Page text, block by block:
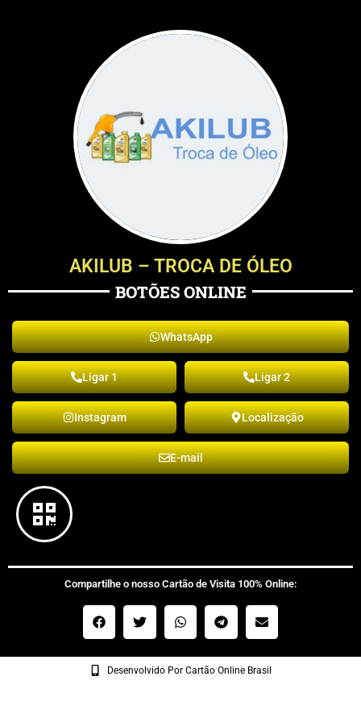
AKILUB – TROCA DE ÓLEO
BOTÕES ONLINE
WhatsApp
Ligar 1 Ligar 2
Instagram Localização
E-mail
Compartilhe o nosso Cartão de Visita 100% Online:
Desenvolvido Por Cartão Online Brasil